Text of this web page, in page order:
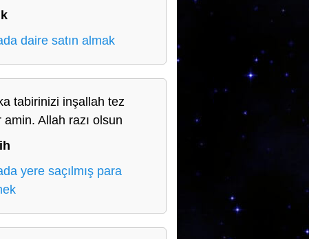
daire satın almak
tabirinizi inşallah tez
amin. Allah razı olsun
yere saçılmış para